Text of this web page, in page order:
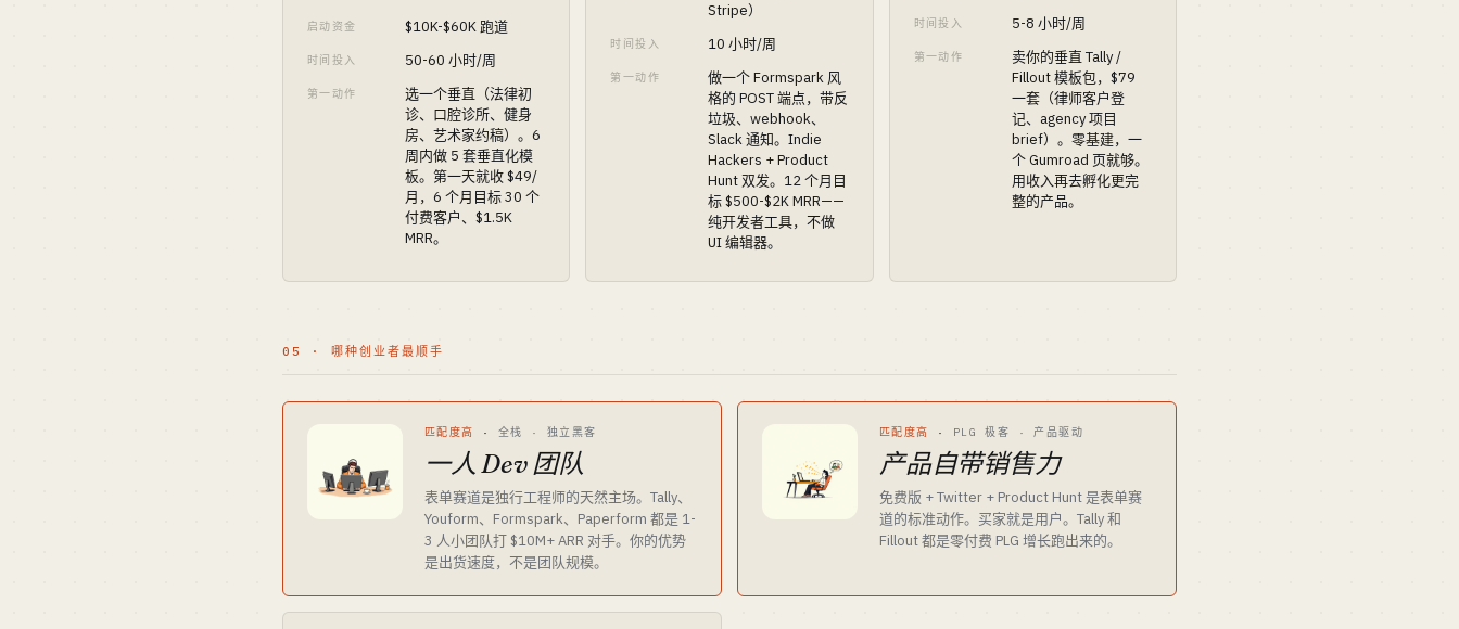
启动资金 $10K-$60K 跑道
时间投入 50-60 小时/周
第一动作
选一个垂直（法律初
诊、口腔诊所、健身
房、艺术家约稿）。6
周内做 5 套垂直化模
板。第一天就收 $49/
月，6 个月目标 30 个
付费客户、$1.5K
MRR。
Stripe）
时间投入 10 小时/周
第一动作
做一个 Formspark 风
格的 POST 端点，带反
垃圾、webhook、
Slack 通知。Indie
Hackers + Product
Hunt 双发。12 个月目
标 $500-$2K MRR——
纯开发者工具，不做
UI 编辑器。
时间投入 5-8 小时/周
第一动作
卖你的垂直 Tally /
Fillout 模板包，$79
一套（律师客户登
记、agency 项目
brief）。零基建，一
个 Gumroad 页就够。
用收入再去孵化更完
整的产品。
05 · 哪种创业者最顺手
匹配度高 · 全栈 · 独立黑客
一人 Dev 团队
表单赛道是独行工程师的天然主场。Tally、
Youform、Formspark、Paperform 都是 1-
3 人小团队打 $10M+ ARR 对手。你的优势
是出货速度，不是团队规模。
匹配度高 · PLG 极客 · 产品驱动
产品自带销售力
免费版 + Twitter + Product Hunt 是表单赛
道的标准动作。买家就是用户。Tally 和
Fillout 都是零付费 PLG 增长跑出来的。